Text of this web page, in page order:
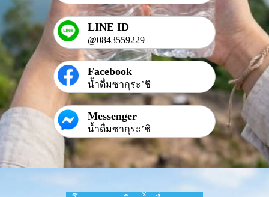
LINE ID
@0843559229
Facebook
น้ำดื่มซากุระ’ชิ
Messenger
น้ำดื่มซากุระ’ชิ